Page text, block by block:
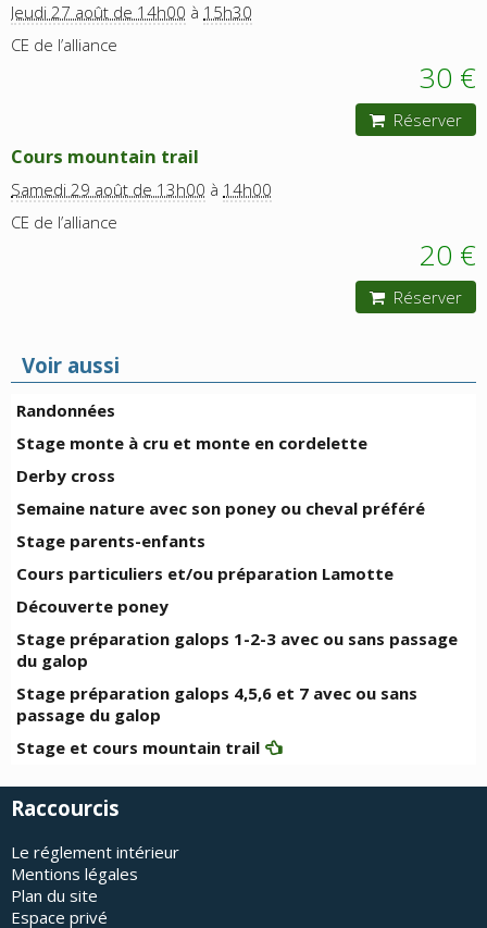
Jeudi 27 août de 14h00 à 15h30
CE de l’alliance
30 €
Réserver
Cours mountain trail
Samedi 29 août de 13h00 à 14h00
CE de l’alliance
20 €
Réserver
Voir aussi
Randonnées
Stage monte à cru et monte en cordelette
Derby cross
Semaine nature avec son poney ou cheval préféré
Stage parents-enfants
Cours particuliers et/ou préparation Lamotte
Découverte poney
Stage préparation galops 1-2-3 avec ou sans passage
du galop
Stage préparation galops 4,5,6 et 7 avec ou sans
passage du galop
Stage et cours mountain trail
Raccourcis
Le réglement intérieur
Mentions légales
Plan du site
Espace privé